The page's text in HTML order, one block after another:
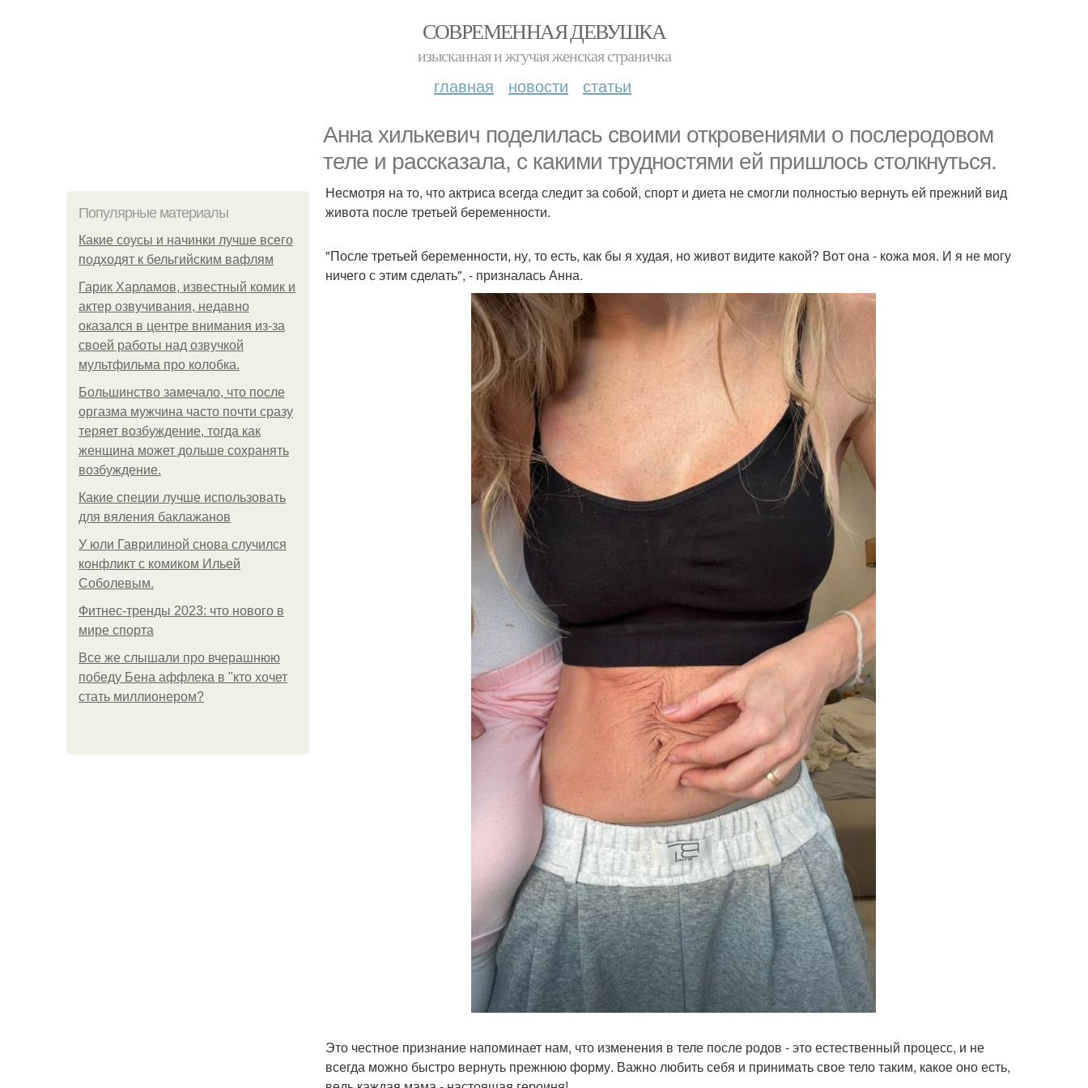
СОВРЕМЕННАЯ ДЕВУШКА
изысканная и жгучая женская страничка
главная новости статьи
Анна хилькевич поделилась своими откровениями о послеродовом
теле и рассказала, с какими трудностями ей пришлось столкнуться.
Популярные материалы
Какие соусы и начинки лучше всего
подходят к бельгийским вафлям
Гарик Харламов, известный комик и
актер озвучивания, недавно
оказался в центре внимания из-за
своей работы над озвучкой
мультфильма про колобка.
Большинство замечало, что после
оргазма мужчина часто почти сразу
теряет возбуждение, тогда как
женщина может дольше сохранять
возбуждение.
Какие специи лучше использовать
для вяления баклажанов
У юли Гаврилиной снова случился
конфликт с комиком Ильей
Соболевым.
Фитнес-тренды 2023: что нового в
мире спорта
Все же слышали про вчерашнюю
победу Бена аффлека в "кто хочет
стать миллионером?
Несмотря на то, что актриса всегда следит за собой, спорт и диета не смогли полностью вернуть ей прежний вид
живота после третьей беременности.
"После третьей беременности, ну, то есть, как бы я худая, но живот видите какой? Вот она - кожа моя. И я не могу
ничего с этим сделать", - призналась Анна.
Это честное признание напоминает нам, что изменения в теле после родов - это естественный процесс, и не
всегда можно быстро вернуть прежнюю форму. Важно любить себя и принимать свое тело таким, какое оно есть,